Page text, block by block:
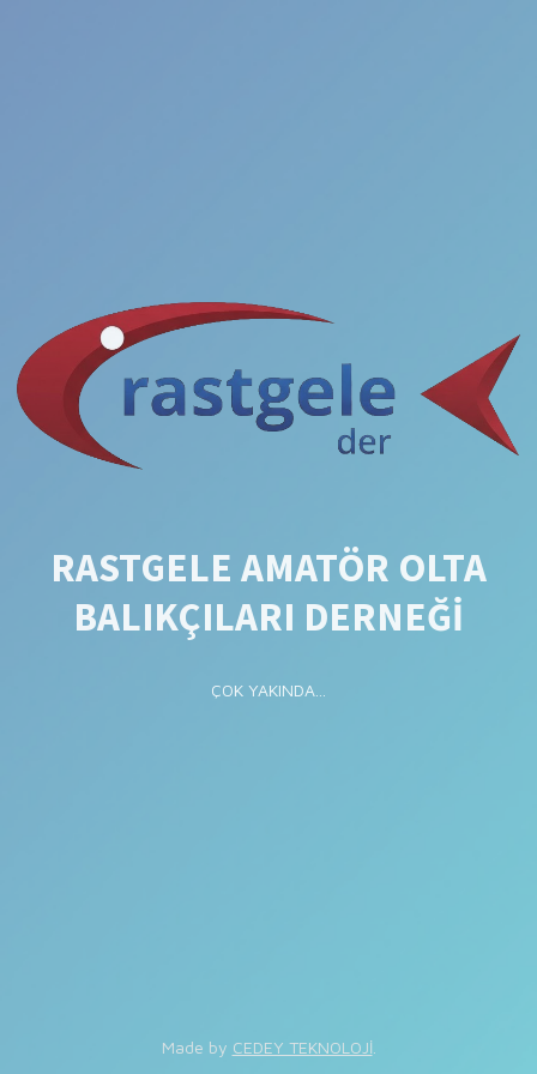
RASTGELE AMATÖR OLTA
BALIKÇILARI DERNEĞİ
ÇOK YAKINDA...
Made by CEDEY TEKNOLOJİ